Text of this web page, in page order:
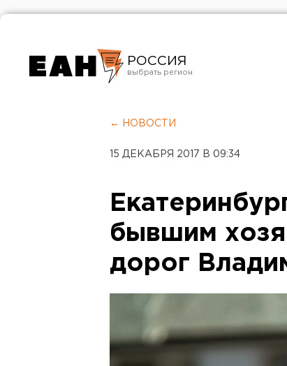
РОССИЯ
Челябинск
← НОВОСТИ
15 ДЕКАБРЯ 2017 В 09:34
бывшим
дорог